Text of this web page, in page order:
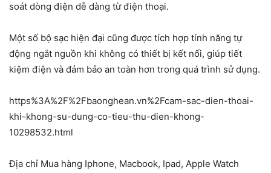
soát dòng điện dễ dàng từ điện thoại.
Một số bộ sạc hiện đại cũng được tích hợp tính năng tự
động ngắt nguồn khi không có thiết bị kết nối, giúp tiết
kiệm điện và đảm bảo an toàn hơn trong quá trình sử dụng.
https%3A%2F%2Fbaonghean.vn%2Fcam-sac-dien-thoai-
khi-khong-su-dung-co-tieu-thu-dien-khong-
10298532.html
Địa chỉ Mua hàng Iphone, Macbook, Ipad, Apple Watch